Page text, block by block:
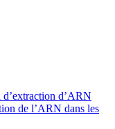
d’ARN
de l’ARN dans les